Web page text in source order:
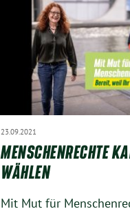
23.09.2021
MENSCHENRECHTE
WÄHLEN
Mit Mut für